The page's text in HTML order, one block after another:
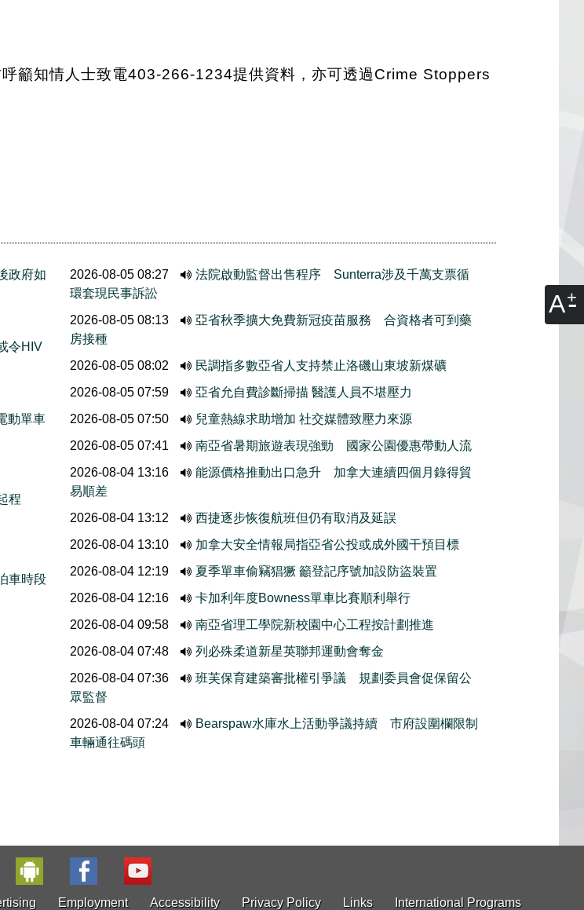
A
籲知情人士致電403-266-1234提供資料，亦可透過Crime Stoppers
政府如
令HIV
動單車
程
車時段
2026-08-05 08:27
法院啟動監督出售程序 Sunterra涉及千萬支票循
環套現民事訴訟
2026-08-05 08:13
亞省秋季擴大免費新冠疫苗服務 合資格者可到藥
房接種
2026-08-05 08:02
民調指多數亞省人支持禁止洛磯山東坡新煤礦
2026-08-05 07:59
亞省允自費診斷掃描 醫護人員不堪壓力
2026-08-05 07:50
兒童熱線求助增加 社交媒體致壓力來源
2026-08-05 07:41
南亞省暑期旅遊表現強勁 國家公園優惠帶動人流
2026-08-04 13:16
能源價格推動出口急升 加拿大連續四個月錄得貿
易順差
2026-08-04 13:12
西捷逐步恢復航班但仍有取消及延誤
2026-08-04 13:10
加拿大安全情報局指亞省公投或成外國干預目標
2026-08-04 12:19
夏季單車偷竊猖獗 籲登記序號加設防盜裝置
2026-08-04 12:16
卡加利年度Bowness單車比賽順利舉行
2026-08-04 09:58
南亞省理工學院新校園中心工程按計劃推進
2026-08-04 07:48
列必殊柔道新星英聯邦運動會奪金
2026-08-04 07:36
班芙保育建築審批權引爭議 規劃委員會促保留公
眾監督
2026-08-04 07:24
Bearspaw水庫水上活動爭議持續 市府設圍欄限制
車輛通往碼頭
Employment Accessibility Privacy Policy Links International Programs